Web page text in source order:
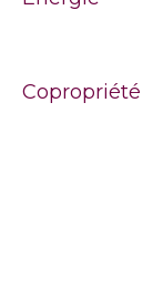
Copropriété